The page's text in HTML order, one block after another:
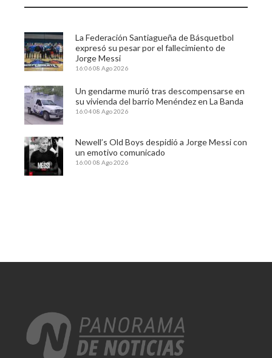
La Federación Santiagueña de Básquetbol
expresó su pesar por el fallecimiento de
Jorge Messi
16:0608 Ago 2026
Un gendarme murió tras descompensarse en
su vivienda del barrio Menéndez en La Banda
16:0408 Ago 2026
Newell’s Old Boys despidió a Jorge Messi con
un emotivo comunicado
16:00 08 Ago 2026